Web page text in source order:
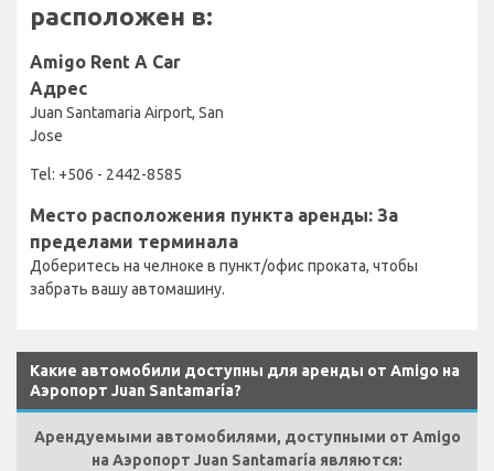
расположен в:
Amigo Rent A Car
Адрес
Juan Santamaria Airport, San
Jose
Tel: +506 - 2442-8585
Место расположения пункта аренды: За
пределами терминала
Доберитесь на челноке в пункт/офис проката, чтобы
забрать вашу автомашину.
Какие автомобили доступны для аренды от Amigo на
Аэропорт Juan Santamaría?
Арендуемыми автомобилями, доступными от Amigo
на Аэропорт Juan Santamaría являются: